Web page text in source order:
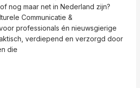
nog maar net in Nederland zijn?
Communicatie &
professionals én nieuwsgierige
verdiepend en verzorgd door
die